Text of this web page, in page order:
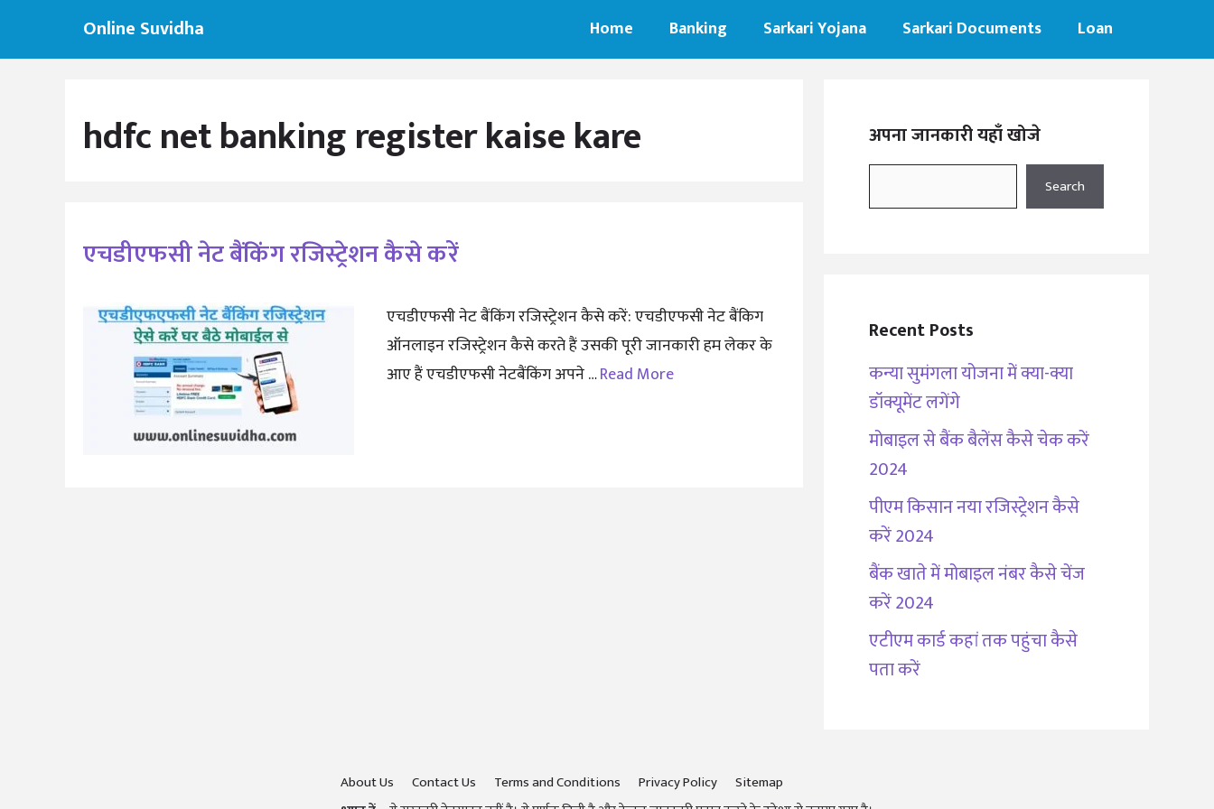
Online Suvidha Home Banking Sarkari Yojana Sarkari Documents Loan
hdfc net banking register kaise kare
एचडीएफसी नेट बैंकिंग रजिस्ट्रेशन कैसे करें
एचडीएफसी नेट बैंकिंग रजिस्ट्रेशन कैसे करें: एचडीएफसी नेट बैंकिग
ऑनलाइन रजिस्ट्रेशन कैसे करते हैं उसकी पूरी जानकारी हम लेकर के
आए हैं एचडीएफसी नेटबैंकिंग अपने …Read More
अपना जानकारी यहाँ खोजे
Search
Recent Posts
कन्या सुमंगला योजना में क्या-क्या
डॉक्यूमेंट लगेंगे
मोबाइल से बैंक बैलेंस कैसे चेक करें
2024
पीएम किसान नया रजिस्ट्रेशन कैसे
करें 2024
बैंक खाते में मोबाइल नंबर कैसे चेंज
करें 2024
एटीएम कार्ड कहां तक पहुंचा कैसे
पता करें
About Us Contact Us Terms and Conditions Privacy Policy
Sitemap